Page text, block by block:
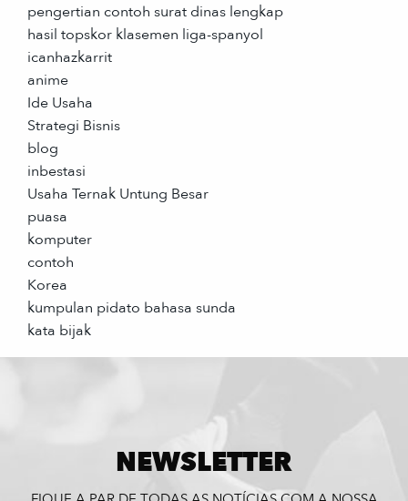
pengertian contoh surat dinas lengkap
hasil topskor klasemen liga-spanyol
icanhazkarrit
anime
Ide Usaha
Strategi Bisnis
blog
inbestasi
Usaha Ternak Untung Besar
puasa
komputer
contoh
Korea
kumpulan pidato bahasa sunda
kata bijak
NEWSLETTER